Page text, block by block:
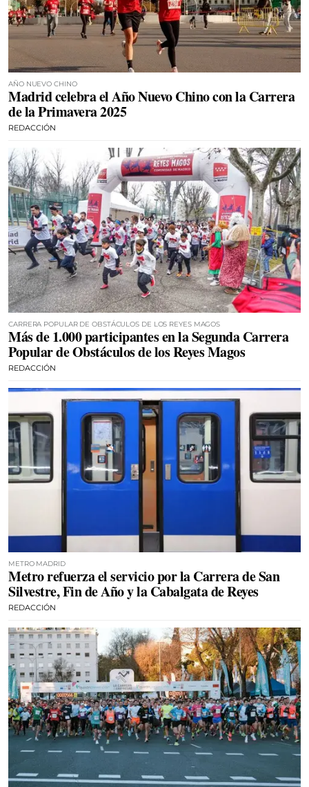
AÑO NUEVO CHINO
Madrid celebra el Año Nuevo Chino con la Carrera
de la Primavera 2025
REDACCIÓN
CARRERA POPULAR DE OBSTÁCULOS DE LOS REYES MAGOS
Más de 1.000 participantes en la Segunda Carrera
Popular de Obstáculos de los Reyes Magos
REDACCIÓN
METRO MADRID
Metro refuerza el servicio por la Carrera de San
Silvestre, Fin de Año y la Cabalgata de Reyes
REDACCIÓN